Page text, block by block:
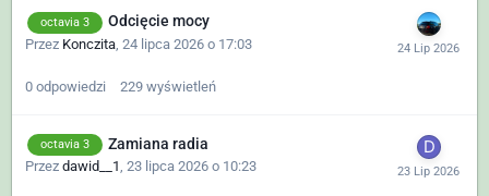
octavia 3 Odcięcie mocy
Przez Konczita 24 lipca 2026 o 17:03
0 odpowiedzi 229 wyświetleń
octavia 3 Zamiana radia
Przez dawid__1, 23 lipca 2026 o 10:23